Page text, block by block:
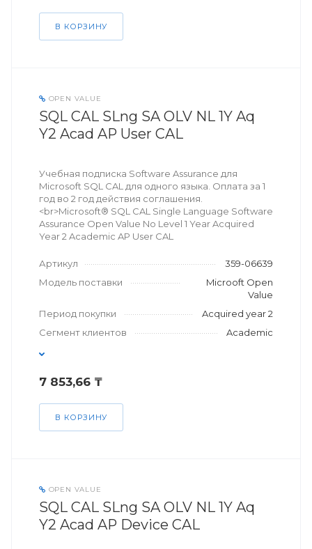
В КОРЗИНУ
OPEN VALUE
SQL CAL SLng SA OLV NL 1Y Aq
Y2 Acad AP User CAL
Учебная подписка Software Assurance для
Microsoft SQL CAL для одного языка. Оплата за 1
год во 2 год действия соглашения.
<br>Microsoft® SQL CAL Single Language Software
Assurance Open Value No Level 1 Year Acquired
Year 2 Academic AP User CAL
Артикул
359-06639
Модель поставки
Microoft Open
Value
Период покупки
Acquired year 2
Сегмент клиентов
Academic
7 853,66 ₸
В КОРЗИНУ
OPEN VALUE
SQL CAL SLng SA OLV NL 1Y Aq
Y2 Acad AP Device CAL